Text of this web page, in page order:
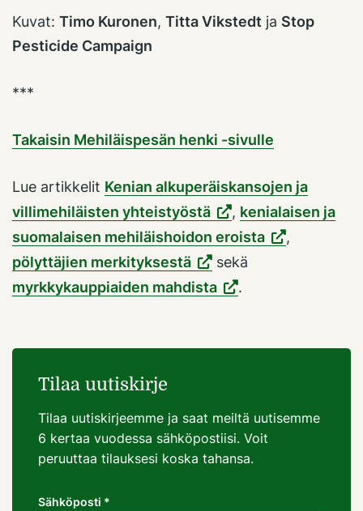
Kuvat: Timo Kuronen, Titta Vikstedt ja Stop
Pesticide Campaign
***
Takaisin Mehiläispesän henki -sivulle
Lue artikkelit Kenian alkuperäiskansojen ja
villimehiläisten yhteistyöstä
, kenialaisen ja
suomalaisen mehiläishoidon eroista
,
pölyttäjien merkityksestä
sekä
myrkkykauppiaiden mahdista
.
Tilaa uutiskirje
Tilaa uutiskirjeemme ja saat meiltä uutisemme
6 kertaa vuodessa sähköpostiisi. Voit
peruuttaa tilauksesi koska tahansa.
Sähköposti *